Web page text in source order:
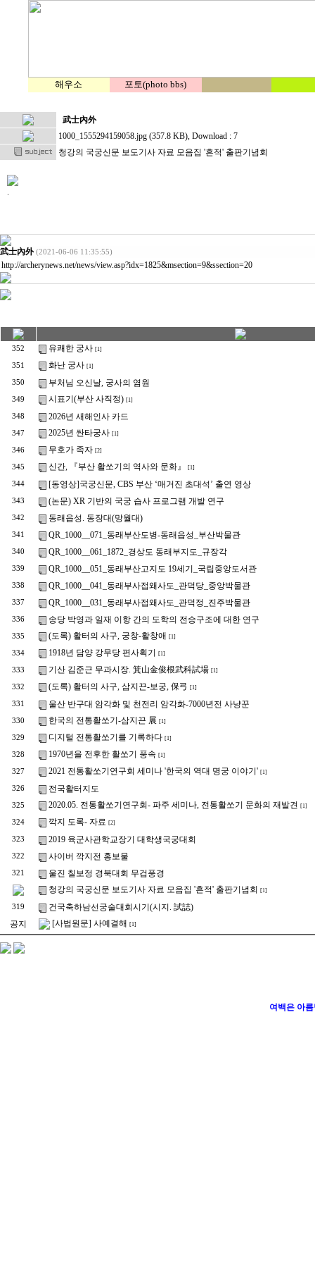
해우소 포토(photo bbs)
武士內外
1000_1555294159058.jpg (357.8 KB), Download : 7
청강의 국궁신문 보도기사 자료 모음집 '흔적' 출판기념회
.
武士內外 (2021-06-06 11:35:55)
http://archerynews.net/news/view.asp?idx=1825&msection=9&ssection=20
352 유쾌한 궁사 [1]
351 화난 궁사 [1]
350 부처님 오신날, 궁사의 염원
349 시표기(부산 사직정) [1]
348 2026년 새해인사 카드
347 2025년 싼타궁사 [1]
346 무호가 족자 [2]
345 신간, 『부산 활쏘기의 역사와 문화』 [1]
344 [동영상]국궁신문, CBS 부산 ‘매거진 초대석’ 출연 영상
343 (논문) XR 기반의 국궁 습사 프로그램 개발 연구
342 동래읍성. 동장대(망월대)
341 QR_1000__071_동래부산도병-동래읍성_부산박물관
340 QR_1000__061_1872_경상도 동래부지도_규장각
339 QR_1000__051_동래부산고지도 19세기_국립중앙도서관
338 QR_1000__041_동래부사접왜사도_관덕당_중앙박물관
337 QR_1000__031_동래부사접왜사도_관덕정_진주박물관
336 송당 박영과 일재 이항 간의 도학의 전승구조에 대한 연구
335 (도록) 활터의 사구, 궁창-활창애 [1]
334 1918년 담양 강무당 편사획기 [1]
333 기산 김준근 무과시장. 箕山金俊根武科試場 [1]
332 (도록) 활터의 사구, 삼지끈-보궁, 保弓 [1]
331 울산 반구대 암각화 및 천전리 암각화-7000년전 사냥꾼
330 한국의 전통활쏘기-삼지끈 展 [1]
329 디지털 전통활쏘기를 기록하다 [1]
328 1970년을 전후한 활쏘기 풍속 [1]
327 2021 전통활쏘기연구회 세미나 '한국의 역대 명궁 이야기' [1]
326 전국활터지도
325 2020.05. 전통활쏘기연구회- 파주 세미나, 전통활쏘기 문화의 재발견 [1]
324 깍지 도록- 자료 [2]
323 2019 육군사관학교장기 대학생국궁대회
322 사이버 깍지전 홍보물
321
울진 칠보정 경북대회 무겁풍경
청강의 국궁신문 보도기사 자료 모음집 '흔적' 출판기념회
[1]
319
건국축하남선궁술대회시기(시지. 試誌)
공지
[사법원문] 사예결해 [1]
여백은 아